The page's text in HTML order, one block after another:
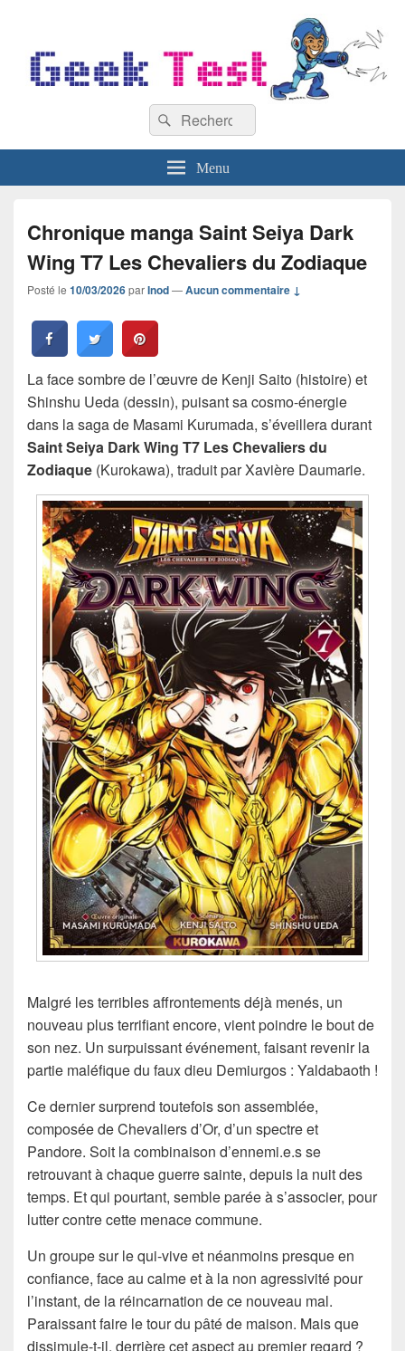
Recherche :
Rechercher
Menu
Chronique manga Saint Seiya Dark
Wing T7 Les Chevaliers du Zodiaque
Posté le 10/03/2026parInod—Aucun commentaire ↓
La face sombre de l’œuvre de Kenji Saito (histoire) et
Shinshu Ueda (dessin), puisant sa cosmo-énergie
dans la saga de Masami Kurumada, s’éveillera durant
Saint Seiya Dark Wing T7 Les Chevaliers du
Zodiaque (Kurokawa), traduit par Xavière Daumarie.
Malgré les terribles affrontements déjà menés, un
nouveau plus terrifiant encore, vient poindre le bout de
son nez. Un surpuissant événement, faisant revenir la
partie maléfique du faux dieu Demiurgos : Yaldabaoth !
Ce dernier surprend toutefois son assemblée,
composée de Chevaliers d’Or, d’un spectre et
Pandore. Soit la combinaison d’ennemi.e.s se
retrouvant à chaque guerre sainte, depuis la nuit des
temps. Et qui pourtant, semble parée à s’associer, pour
lutter contre cette menace commune.
Un groupe sur le qui-vive et néanmoins presque en
confiance, face au calme et à la non agressivité pour
l’instant, de la réincarnation de ce nouveau mal.
Paraissant faire le tour du pâté de maison. Mais que
dissimule-t-il, derrière cet aspect au premier regard ?